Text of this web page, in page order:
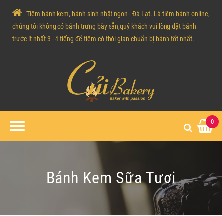
Tiệm bánh kem, bánh sinh nhật ngon - Đà Lạt. Là tiệm bánh online,
chúng tôi không có bánh trưng bày sẵn,quý khách vui lòng đặt bánh
trước ít nhất 3 - 4 tiếng để tiệm có thời gian chuẩn bị bánh tốt nhất.
0
Bánh Kem Sữa Tươi